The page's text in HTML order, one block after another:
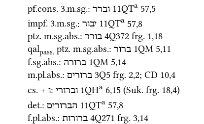
pf.cons. 3.m.sg.: וברר 11QTa 57,5
impf. 3.m.sg.: יבור 11QTa 57,8
ptz. m.sg.abs.: בורר 4Q372 frg. 1,18
qalpass. ptz. m.sg.abs.: ברור 1QM 5,11
f.sg.abs.: ברורה 1QM 5,14
m.pl.abs.: ברורים 3Q5 frg. 2,2; CD 10,4
cs. + ו: וברורי 1QHa 6,15 (Suk. frg. 18,4)
det.: הברורים 11QTa 57,8
f.pl.abs.: ברורות 4Q271 frg. 3,14